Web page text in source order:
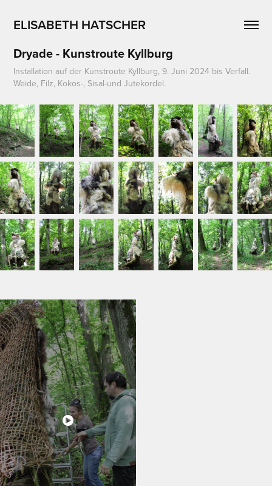
ELISABETH HATSCHER
Dryade - Kunstroute Kyllburg
Installation auf der Kunstroute Kyllburg, 9. Juni 2024 bis Verfall.
Weide, Filz, Kokos-, Sisal-und Jutekordel.